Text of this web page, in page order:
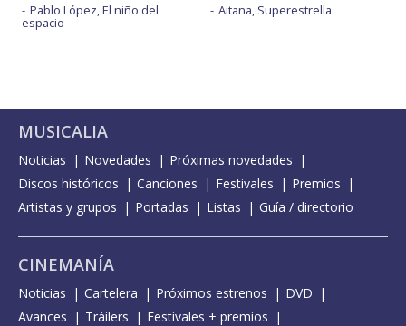
Pablo López, El niño del
espacio
Aitana, Superestrella
MUSICALIA
Noticias Novedades
Próximas novedades
Discos históricos
Canciones Festivales
Premios
Artistas y grupos
Portadas Listas Guía / directorio
CINEMANÍA
Noticias Cartelera Próximos estrenos
DVD
Avances
Tráilers
Festivales + premios